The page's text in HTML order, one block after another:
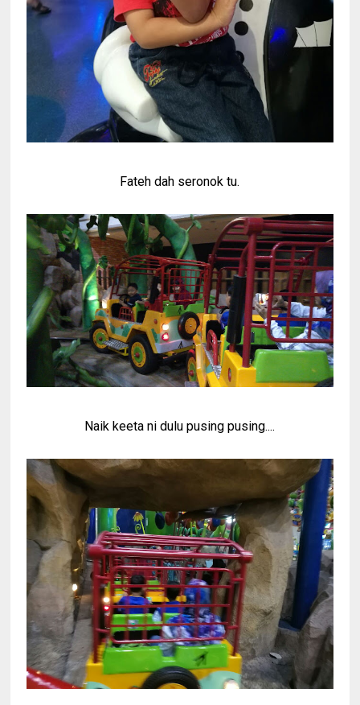
Fateh dah seronok tu.
Naik keeta ni dulu pusing pusing....